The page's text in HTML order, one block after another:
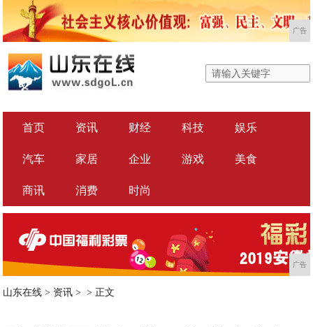
广告
首页 资讯 财经 科技 娱乐
汽车 家居 企业 游戏 美食
商讯 消费 时尚
广告
山东在线 > 资讯 > > 正文